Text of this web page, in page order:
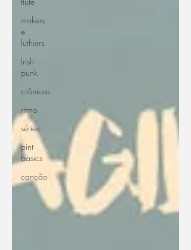
makers
e
luthiers
Irish
punk
crônicas
ritmo
séries
pint
basics
canção